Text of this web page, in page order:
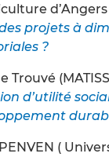
projets à
?
Trouvé
d’utilité
(